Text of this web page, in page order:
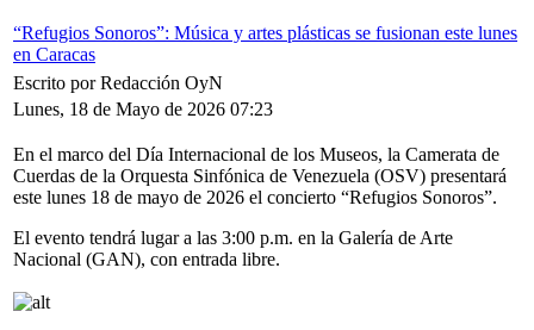
“Refugios Sonoros”: Música y artes plásticas se fusionan este lunes
en Caracas
Escrito por Redacción OyN
Lunes, 18 de Mayo de 2026 07:23
En el marco del Día Internacional de los Museos, la Camerata de
Cuerdas de la Orquesta Sinfónica de Venezuela (OSV) presentará
este lunes 18 de mayo de 2026 el concierto “Refugios Sonoros”.
El evento tendrá lugar a las 3:00 p.m. en la Galería de Arte
Nacional (GAN), con entrada libre.